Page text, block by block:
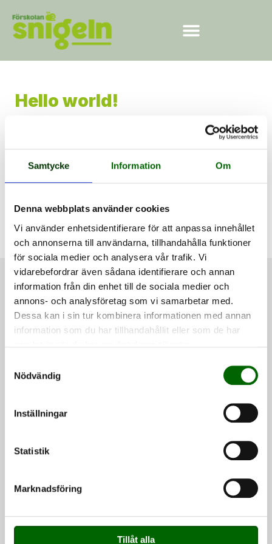
Samtycke Information Om
Denna webbplats använder cookies
Vi använder enhetsidentifierare för att anpassa innehållet
och annonserna till användarna, tillhandahålla funktioner
för sociala medier och analysera vår trafik. Vi
vidarebefordrar även sådana identifierare och annan
information från din enhet till de sociala medier och
annons- och analysföretag som vi samarbetar med.
Dessa kan i sin tur kombinera informationen med annan
information som du har tillhandahållit eller som de har
Nödvändig
Inställningar
Statistik
Marknadsföring
Tillåt alla
Hello world!
Welcome to WordPress. This is your first post. Edit
or delete it, then start writing!
Adress
Albogaleden 9
Snigeln?
hösten 2027. Ta kontakt